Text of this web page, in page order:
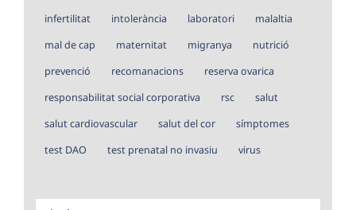
infertilitat
intolerància laboratori
malaltia
mal de cap
maternitat migranya
nutrició
prevenció
recomanacions
reserva ovarica
responsabilitat social corporativa
rsc
salut
salut cardiovascular
salut del cor
símptomes
test DAO
test prenatal no invasiu virus